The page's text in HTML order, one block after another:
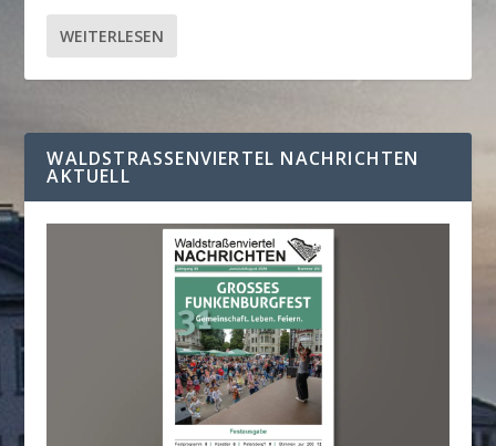
WEITERLESEN
WALDSTRASSENVIERTEL NACHRICHTEN A
KTUELL